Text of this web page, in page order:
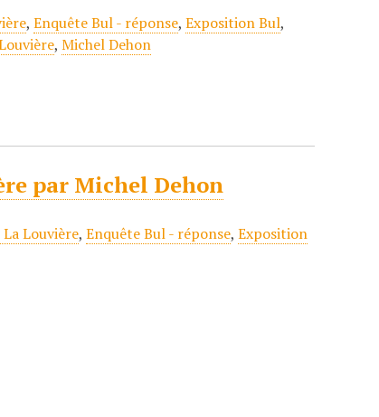
,Enquête Bul - réponse,Exposition Bul,
,Michel Dehon
par Michel Dehon
Louvière,Enquête Bul - réponse,Exposition